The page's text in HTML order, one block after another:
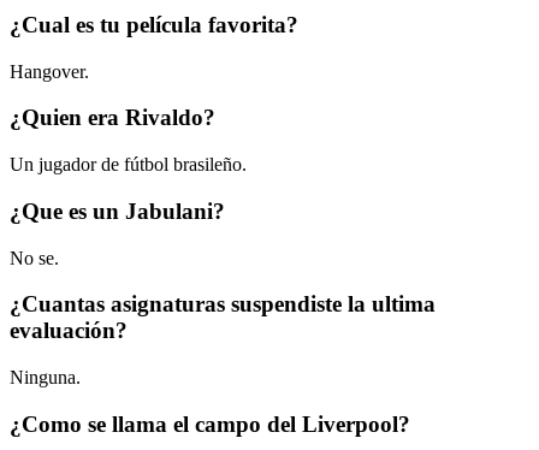
¿Cual es tu película favorita?
Hangover.
¿Quien era Rivaldo?
Un jugador de fútbol brasileño.
¿Que es un Jabulani?
No se.
¿Cuantas asignaturas suspendiste la ultima
evaluación?
Ninguna.
¿Como se llama el campo del Liverpool?